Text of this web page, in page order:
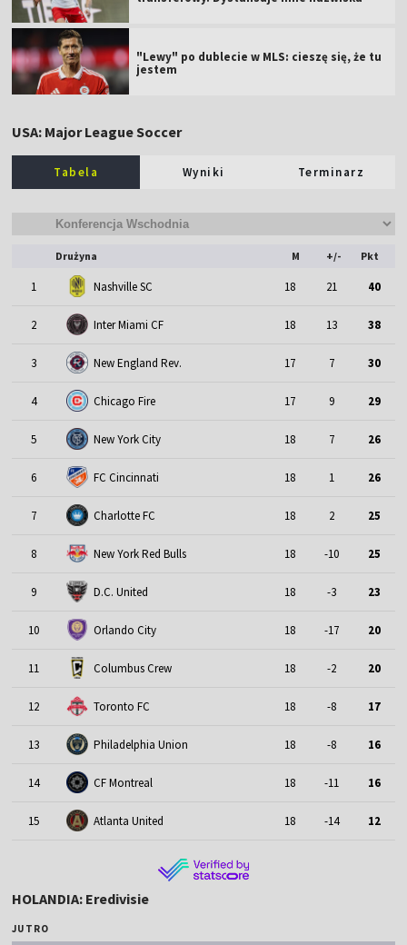
"Lewy" po dublecie w MLS: cieszę się, że tu
jestem
USA: Major League Soccer
Tabela Wyniki Terminarz
Drużyna M +/- Pkt
1 Nashville SC 18 21 40
2 Inter Miami CF 18 13 38
3 New England Rev. 17 7 30
4 Chicago Fire 17 9 29
5 New York City 18 7 26
6 FC Cincinnati 18 1 26
7 Charlotte FC 18 2 25
8 New York Red Bulls 18 -10 25
9 D.C. United 18 -3 23
10 Orlando City 18 -17 20
11 Columbus Crew 18 -2 20
12 Toronto FC 18 -8 17
13 Philadelphia Union 18 -8 16
14 CF Montreal 18 -11 16
15 Atlanta United 18 -14 12
HOLANDIA: Eredivisie
JUTRO